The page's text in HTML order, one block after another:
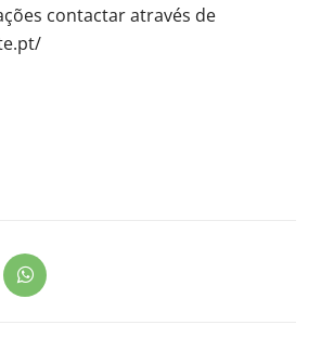
contactar através de